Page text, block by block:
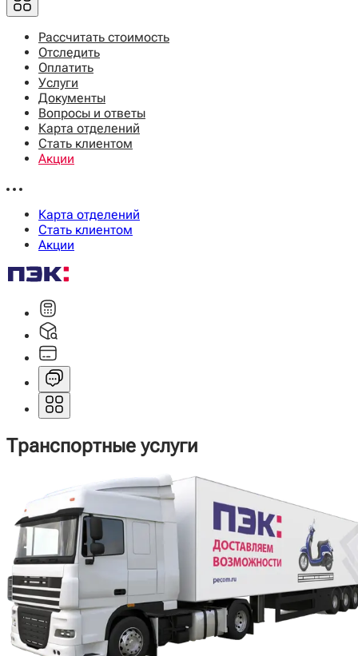
Рассчитать стоимость
Отследить
Оплатить
Услуги
Документы
Вопросы и ответы
Карта отделений
Стать клиентом
Акции
Карта отделений
Стать клиентом
Акции
Транспортные услуги